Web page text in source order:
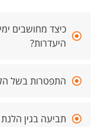
כיצד מחושבים
היעדרות?
התפטרות בשל
תביעה בגין